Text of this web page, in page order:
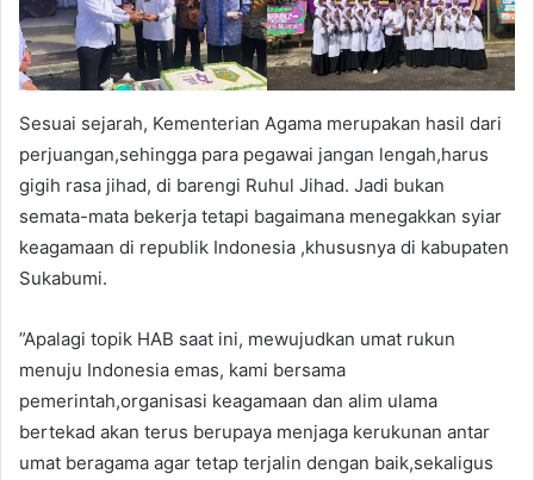
Sesuai sejarah, Kementerian Agama merupakan hasil dari
perjuangan,sehingga para pegawai jangan lengah,harus
gigih rasa jihad, di barengi Ruhul Jihad. Jadi bukan
semata-mata bekerja tetapi bagaimana menegakkan syiar
keagamaan di republik Indonesia ,khususnya di kabupaten
Sukabumi.
”Apalagi topik HAB saat ini, mewujudkan umat rukun
menuju Indonesia emas, kami bersama
pemerintah,organisasi keagamaan dan alim ulama
bertekad akan terus berupaya menjaga kerukunan antar
umat beragama agar tetap terjalin dengan baik,sekaligus